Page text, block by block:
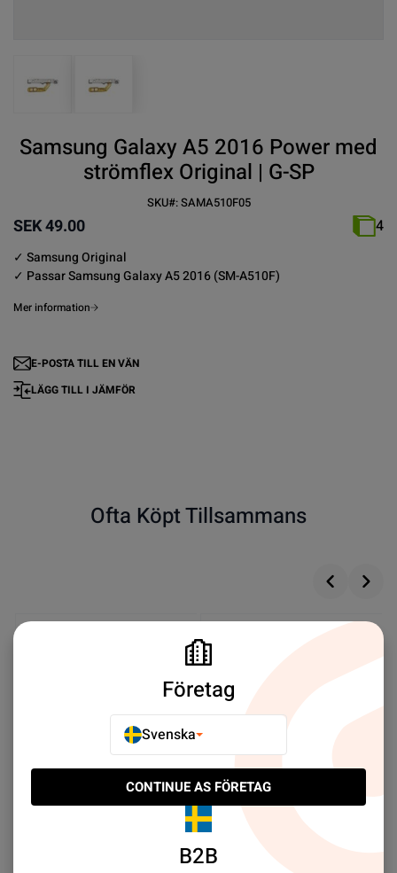
Samsung Galaxy A5 2016 Power med
strömflex Original | G-SP
SKU#:SAMA510F05
SEK 49.00 4
✓ SamsungOriginal
✓ PassarSamsung GalaxyA5 2016 (SM-A510F)
Mer information
E-POSTA TILL EN VÄN
LÄGG TILL I JÄMFÖR
Ofta Köpt Tillsammans
Samsung Galaxy A51
Baksida Original - Silver
Samsung Galaxy A51
Framkamera
Företag
Svenska
CONTINUE AS FÖRETAG
B2B